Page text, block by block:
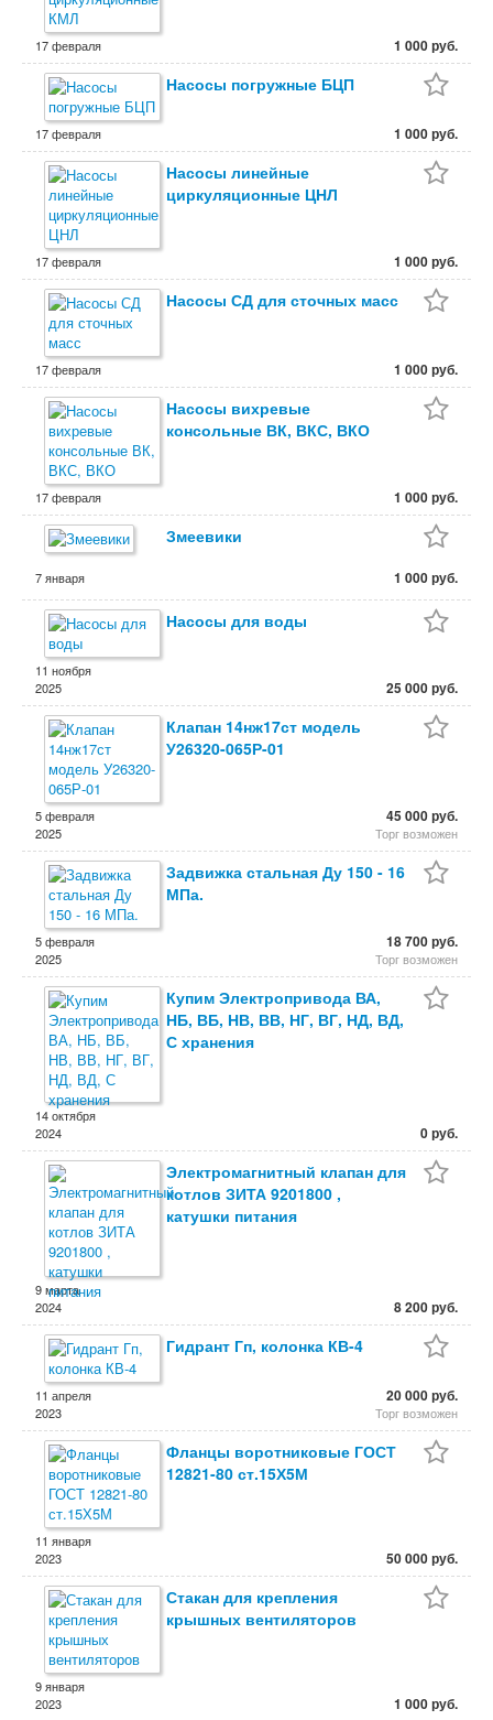
17 февраля 1 000 руб.
Насосы погружные БЦП
17 февраля 1 000 руб.
Насосы линейные
циркуляционные ЦНЛ
17 февраля 1 000 руб.
Насосы СД для сточных масс
17 февраля 1 000 руб.
Насосы вихревые
консольные ВК, ВКС, ВКО
17 февраля 1 000 руб.
Змеевики
7 января 1 000 руб.
Насосы для воды
11 ноября
2025
25 000 руб.
Клапан 14нж17ст модель
У26320-065Р-01
5 февраля
2025
45 000 руб.
Торг возможен
Задвижка стальная Ду 150 - 16
МПа.
5 февраля
2025
18 700 руб.
Торг возможен
Купим Электропривода ВА,
НБ, ВБ, НВ, ВВ, НГ, ВГ, НД, ВД,
С хранения
14 октября
2024
0 руб.
Электромагнитный клапан для
котлов ЗИТА 9201800 ,
катушки питания
9 марта
2024
8 200 руб.
Гидрант Гп, колонка КВ-4
11 апреля
2023
20 000 руб.
Торг возможен
Фланцы воротниковые ГОСТ
12821-80 ст.15Х5М
11 января
2023
50 000 руб.
Стакан для крепления
крышных вентиляторов
9 января
2023
1 000 руб.